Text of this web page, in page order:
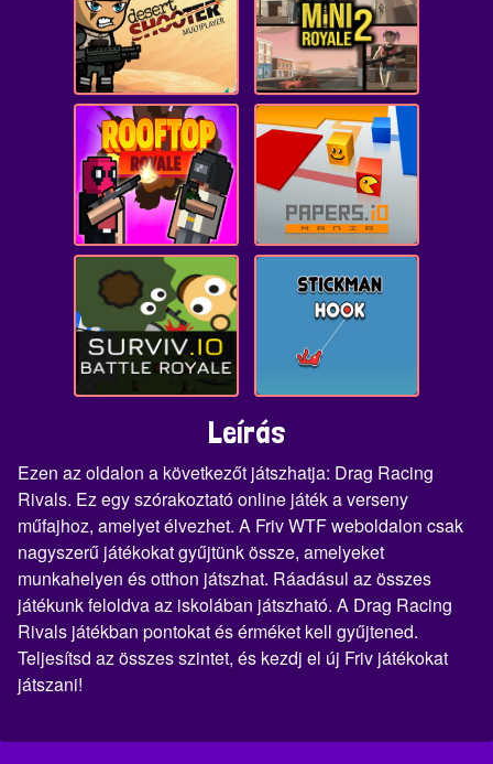
Leírás
Ezen az oldalon a következőt játszhatja: Drag Racing
Rivals. Ez egy szórakoztató online játék a verseny
műfajhoz, amelyet élvezhet. A Friv WTF weboldalon csak
nagyszerű játékokat gyűjtünk össze, amelyeket
munkahelyen és otthon játszhat. Ráadásul az összes
játékunk feloldva az iskolában játszható. A Drag Racing
Rivals játékban pontokat és érméket kell gyűjtened.
Teljesítsd az összes szintet, és kezdj el új Friv játékokat
játszani!